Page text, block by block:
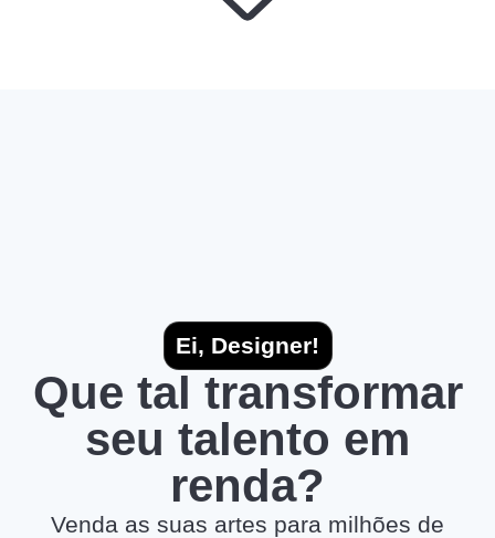
Ei, Designer!
Que tal transformar
seu talento em
renda?
Venda as suas artes para milhões de